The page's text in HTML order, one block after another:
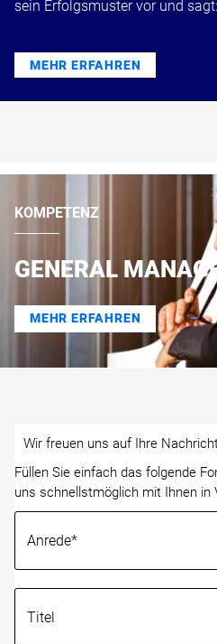
sein Erfolgsmuster vor und
MEHR ERFAHREN
KOMPETENZ
GENERAL
MEHR ERFAHREN
Wir freuen uns auf Ihre
Füllen Sie einfach das folgende
uns schnellstmöglich mit Ihnen in